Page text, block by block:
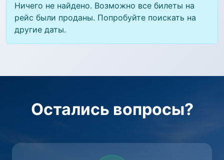
Ничего не найдено. Возможно все билеты на
рейс были проданы. Попробуйте поискать на
другие даты.
Остались вопросы?